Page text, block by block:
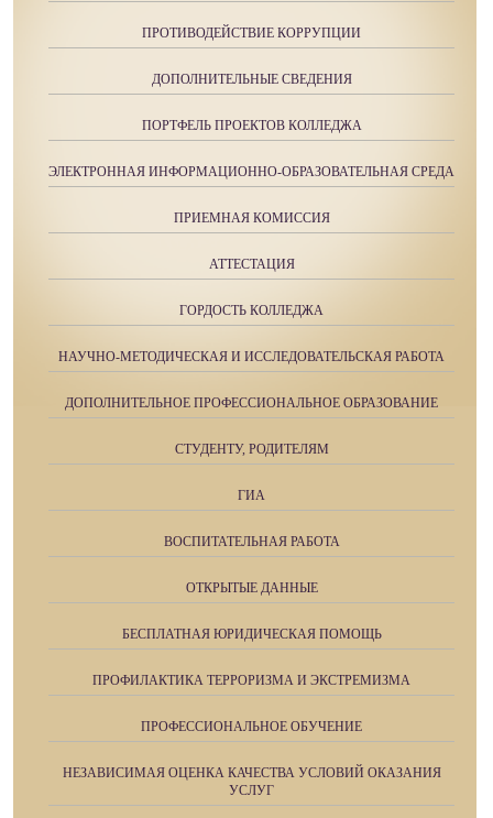
ПРОТИВОДЕЙСТВИЕ КОРРУПЦИИ
ДОПОЛНИТЕЛЬНЫЕ СВЕДЕНИЯ
ПОРТФЕЛЬ ПРОЕКТОВ КОЛЛЕДЖА
ЭЛЕКТРОННАЯ ИНФОРМАЦИОННО-ОБРАЗОВАТЕЛЬНАЯ СРЕДА
ПРИЕМНАЯ КОМИССИЯ
АТТЕСТАЦИЯ
ГОРДОСТЬ КОЛЛЕДЖА
НАУЧНО-МЕТОДИЧЕСКАЯ И ИССЛЕДОВАТЕЛЬСКАЯ РАБОТА
ДОПОЛНИТЕЛЬНОЕ ПРОФЕССИОНАЛЬНОЕ ОБРАЗОВАНИЕ
СТУДЕНТУ, РОДИТЕЛЯМ
ГИА
ВОСПИТАТЕЛЬНАЯ РАБОТА
ОТКРЫТЫЕ ДАННЫЕ
БЕСПЛАТНАЯ ЮРИДИЧЕСКАЯ ПОМОЩЬ
ПРОФИЛАКТИКА ТЕРРОРИЗМА И ЭКСТРЕМИЗМА
ПРОФЕССИОНАЛЬНОЕ ОБУЧЕНИЕ
НЕЗАВИСИМАЯ ОЦЕНКА КАЧЕСТВА УСЛОВИЙ ОКАЗАНИЯ
УСЛУГ